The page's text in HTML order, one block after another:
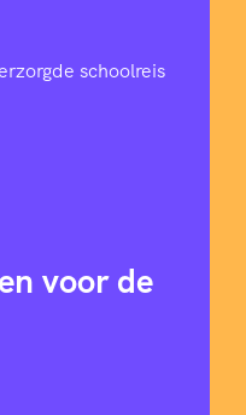
schoolreis
voor de